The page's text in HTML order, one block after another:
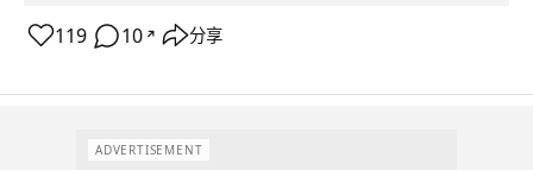
119 10 ↗ 分享
ADVERTISEMENT